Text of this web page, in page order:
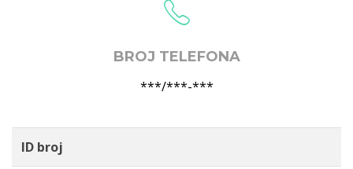
BROJ TELEFONA
***/***-***
ID broj